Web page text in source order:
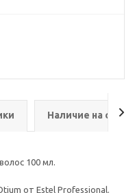
Наличие на
100 мл.
от Estel Professional.